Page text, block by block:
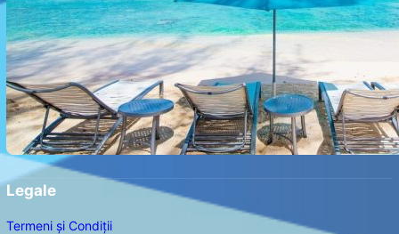
Legale
Termeni și Condiții